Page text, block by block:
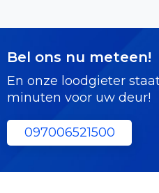
Bel ons nu meteen!
En onze loodgieter
minuten voor uw deur!
097006521500